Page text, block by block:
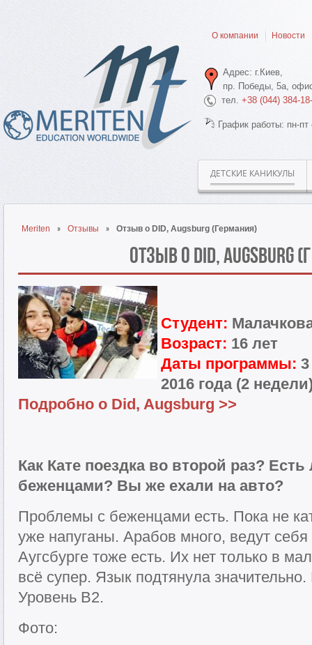
О компании Новости
Адрес: г.Киев,
пр. Победы, 5а,
тел. +38 (044) 384-
График работы: пн-
ДЕТСКИЕ КАНИКУЛЫ
Meriten Отзывы Отзыв о DID, Augsburg (Германия)
Отзыв о DID, Augsburg
Студент:
Возраст: 16 лет
Даты программы:
2016 года (2
Подробно о Did, Augsburg >>
Как Кате поездка во второй раз?
беженцами? Вы же ехали на авто?
Проблемы c беженцами есть. Пока не
уже напуганы. Арабов много, ведут
Аугсбурге тоже есть. Их нет только в
всё супер. Язык подтянула
Уровень В2.
Фото: